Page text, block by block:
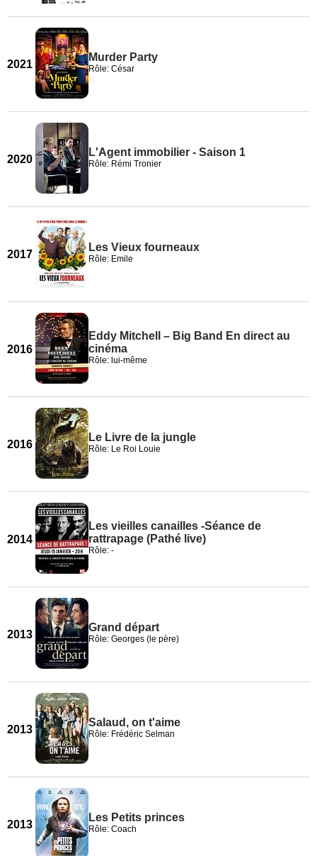
2021
Murder Party
Rôle: César
2020
L'Agent immobilier - Saison 1
Rôle: Rémi Tronier
2017
Les Vieux fourneaux
Rôle: Emile
2016
Eddy Mitchell – Big Band En direct au
cinéma
Rôle: lui-même
2016
Le Livre de la jungle
Rôle: Le Roi Louie
2014
Les vieilles canailles -Séance de
rattrapage (Pathé live)
Rôle: -
2013
Grand départ
Rôle: Georges (le père)
2013
Salaud, on t'aime
Rôle: Frédéric Selman
2013
Les Petits princes
Rôle: Coach